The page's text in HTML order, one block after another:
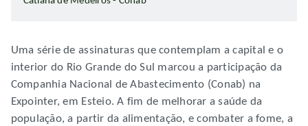
Uma série de assinaturas que contemplam a capital e o
interior do Rio Grande do Sul marcou a participação da
Companhia Nacional de Abastecimento (Conab) na
Expointer, em Esteio. A fim de melhorar a saúde da
população, a partir da alimentação, e combater a fome, a